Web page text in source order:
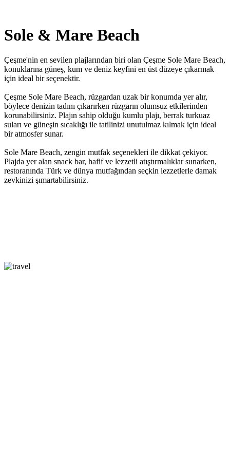
Sole & Mare Beach
Çeşme'nin en sevilen plajlarından biri olan Çeşme Sole Mare Beach,
konuklarına güneş, kum ve deniz keyfini en üst düzeye çıkarmak
için ideal bir seçenektir.
Çeşme Sole Mare Beach, rüzgardan uzak bir konumda yer alır,
böylece denizin tadını çıkarırken rüzgarın olumsuz etkilerinden
korunabilirsiniz. Plajın sahip olduğu kumlu plajı, berrak turkuaz
suları ve güneşin sıcaklığı ile tatilinizi unutulmaz kılmak için ideal
bir atmosfer sunar.
Sole Mare Beach, zengin mutfak seçenekleri ile dikkat çekiyor.
Plajda yer alan snack bar, hafif ve lezzetli atıştırmalıklar sunarken,
restoranında Türk ve dünya mutfağından seçkin lezzetlerle damak
zevkinizi şımartabilirsiniz.